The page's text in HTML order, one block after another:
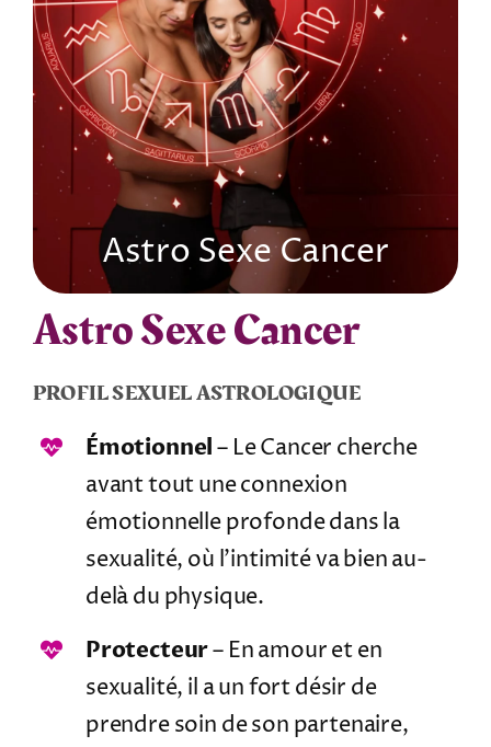
Tarots
Numérologie
Tests & jeux
Blog
Astro Sexe Cancer
Astro Sexe Cancer
PROFIL SEXUEL ASTROLOGIQUE
Émotionnel– Le Cancer cherche
avant tout une connexion
émotionnelle profonde dans la
sexualité, où l’intimité va bien au-
delà du physique.
Protecteur– En amour et en
sexualité, il a un fort désir de
prendre soin de son partenaire,